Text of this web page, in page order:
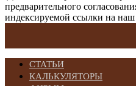
предварительного
индексируемой ссылки на наш
СТАТЬИ
КАЛЬКУЛЯТОРЫ